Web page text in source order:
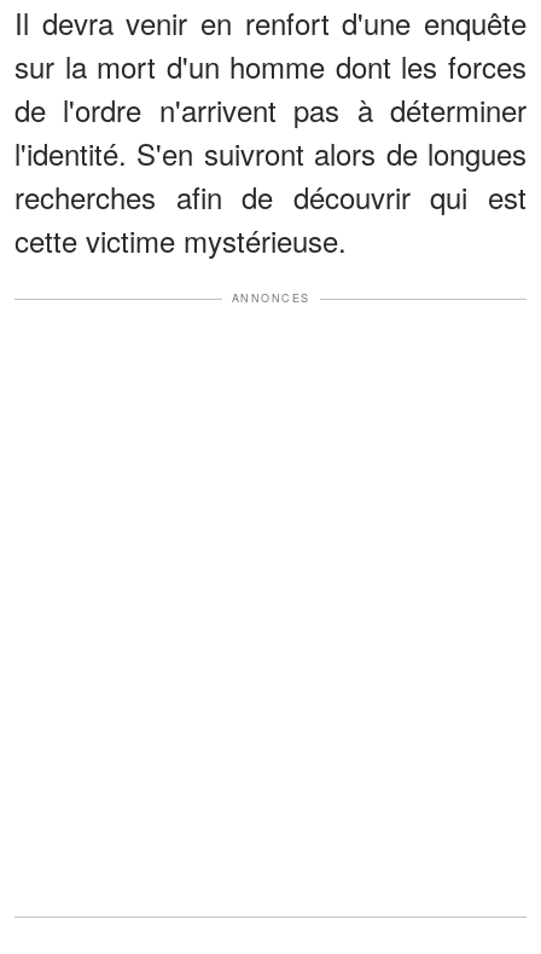
Il devra venir en renfort d'une enquête
sur la mort d'un homme dont les forces
de l'ordre n'arrivent pas à déterminer
l'identité. S'en suivront alors de longues
recherches afin de découvrir qui est
cette victime mystérieuse.
ANNONCES